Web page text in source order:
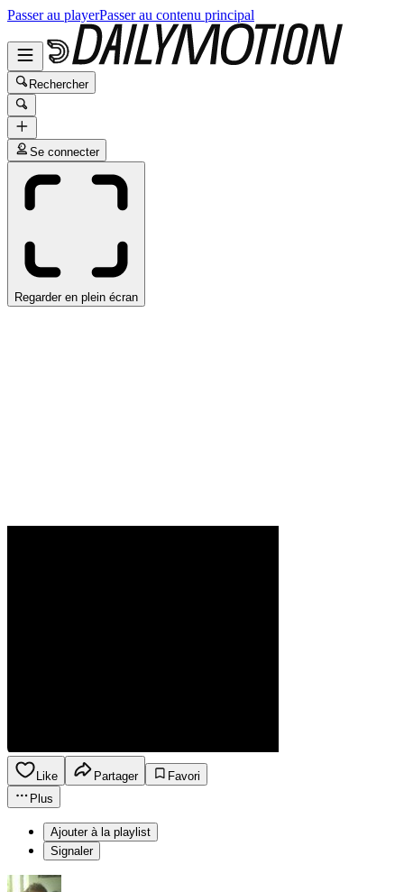
Passer au playerPasser au contenu principal
Rechercher
Se connecter
Regarder en plein écran
Like Partager
Favori
Plus
Ajouter à la playlist
Signaler